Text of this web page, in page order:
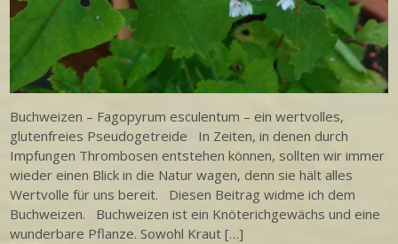
Buchweizen – Fagopyrum esculentum – ein wertvolles,
glutenfreies Pseudogetreide In Zeiten, in denen durch
Impfungen Thrombosen entstehen können, sollten wir immer
wieder einen Blick in die Natur wagen, denn sie hält alles
Wertvolle für uns bereit. Diesen Beitrag widme ich dem
Buchweizen. Buchweizen ist ein Knöterichgewächs und eine
wunderbare Pflanze. Sowohl Kraut […]